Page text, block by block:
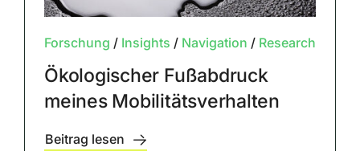
Forschung / Insights / Navigation / Research
Ökologischer Fußabdruck
meines Mobilitätsverhalten
Beitrag lesen